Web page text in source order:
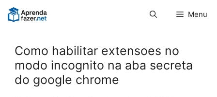
Pular
para
Menu
Como habilitar extensoes no
modo incognito na aba secreta
do google chrome